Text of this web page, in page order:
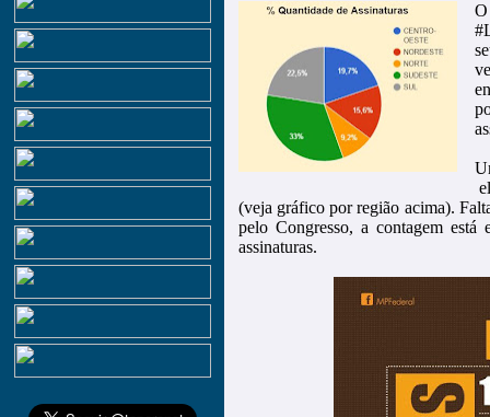
(veja gráfico por região acima).
pelo Congresso, a contagem
assinaturas.